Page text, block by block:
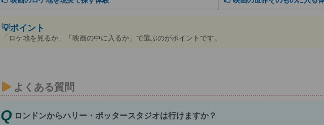
💡ポイント
「ロケ地を見るか」「映画の中に入るか」で選ぶのがポイントです。
よくある質問
Q ロンドンからハリー・ポッタースタジオは行けますか？